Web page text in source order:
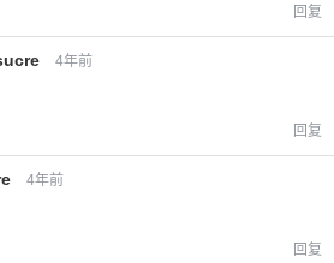
回复
4年前
回复
4年前
回复